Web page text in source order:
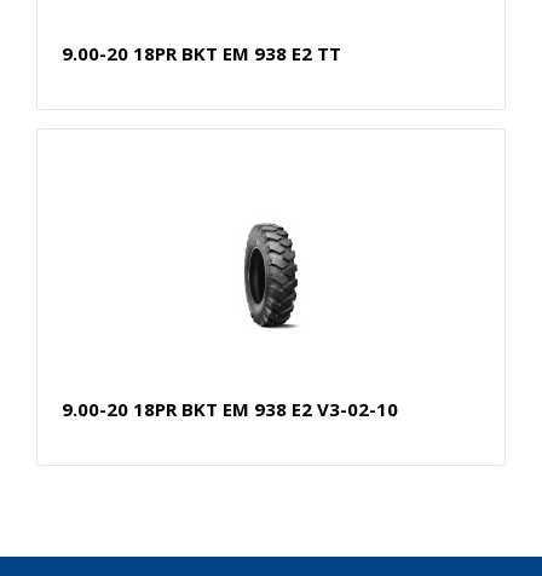
9.00-20 18PR BKT EM 938 E2 TT
9.00-20 18PR BKT EM 938 E2 V3-02-10